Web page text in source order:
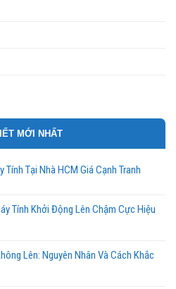
MỚI NHẤT
Tính Tại Nhà HCM Giá Cạnh Tranh
Tính Khởi Động Lên Chậm Cực Hiệu
Lên: Nguyên Nhân Và Cách Khắc